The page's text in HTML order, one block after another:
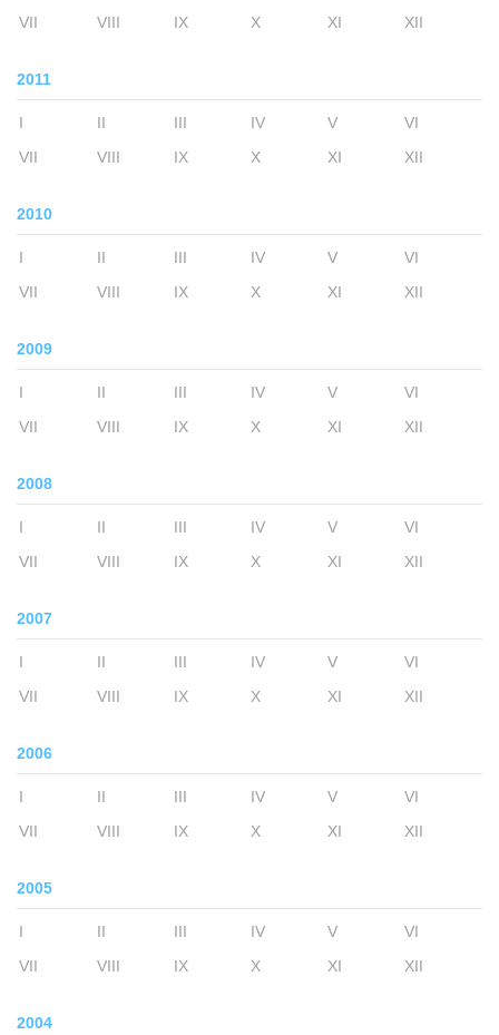
VII
VIII IX X XI XII
2011
I II III IV V
VI
VII
VIII IX X XI XII
2010
I II III IV V
VI
VII
VIII IX X XI XII
2009
I II III IV V
VI
VII
VIII IX X XI XII
2008
I II III IV V
VI
VII
VIII IX X XI XII
2007
I II III IV V
VI
VII
VIII IX X XI XII
2006
I II III IV V
VI
VII
VIII IX X XI XII
2005
I II III IV V
VI
VII
VIII IX X XI XII
2004